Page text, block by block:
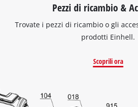
Pezzi di ricambio &
Trovate i pezzi di ricambio o gli
prodotti Einhell.
Scoprili ora